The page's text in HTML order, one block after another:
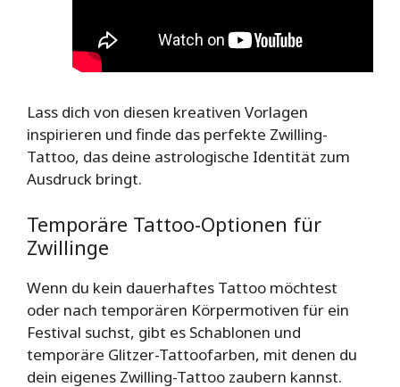
Lass dich von diesen kreativen Vorlagen
inspirieren und finde das perfekte Zwilling-
Tattoo, das deine astrologische Identität zum
Ausdruck bringt.
Temporäre Tattoo-Optionen für
Zwillinge
Wenn du kein dauerhaftes Tattoo möchtest
oder nach temporären Körpermotiven für ein
Festival suchst, gibt es Schablonen und
temporäre Glitzer-Tattoofarben, mit denen du
dein eigenes Zwilling-Tattoo zaubern kannst.